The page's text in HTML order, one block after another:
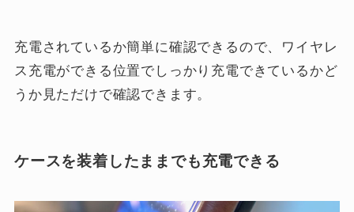
充電されているか簡単に確認できるので、ワイヤレ
ス充電ができる位置でしっかり充電できているかど
うか見ただけで確認できます。
ケースを装着したままでも充電できる